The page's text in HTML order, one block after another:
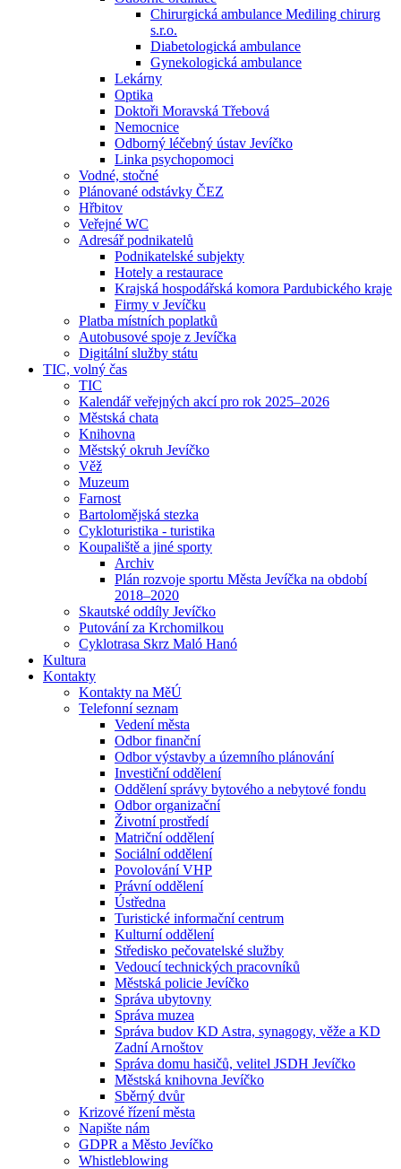
Chirurgická ambulance Mediling chirurg
s.r.o.
Diabetologická ambulance
Gynekologická ambulance
Lekárny
Optika
Doktoři Moravská Třebová
Nemocnice
Odborný léčebný ústav Jevíčko
Linka psychopomoci
Vodné, stočné
Plánované odstávky ČEZ
Hřbitov
Veřejné WC
Adresář podnikatelů
Podnikatelské subjekty
Hotely a restaurace
Krajská hospodářská komora Pardubického kraje
Firmy v Jevíčku
Platba místních poplatků
Autobusové spoje z Jevíčka
Digitální služby státu
TIC, volný čas
TIC
Kalendář veřejných akcí pro rok 2025–2026
Městská chata
Knihovna
Městský okruh Jevíčko
Věž
Muzeum
Farnost
Bartolomějská stezka
Cykloturistika - turistika
Koupaliště a jiné sporty
Archiv
Plán rozvoje sportu Města Jevíčka na období
2018–2020
Skautské oddíly Jevíčko
Putování za Krchomilkou
Cyklotrasa Skrz Maló Hanó
Kultura
Kontakty
Kontakty na MěÚ
Telefonní seznam
Vedení města
Odbor finanční
Odbor výstavby a územního plánování
Investiční oddělení
Oddělení správy bytového a nebytové fondu
Odbor organizační
Životní prostředí
Matriční oddělení
Sociální oddělení
Povolování VHP
Právní oddělení
Ústředna
Turistické informační centrum
Kulturní oddělení
Středisko pečovatelské služby
Vedoucí technických pracovníků
Městská policie Jevíčko
Správa ubytovny
Správa muzea
Správa budov KD Astra, synagogy, věže a KD
Zadní Arnoštov
Správa domu hasičů, velitel JSDH Jevíčko
Městská knihovna Jevíčko
Sběrný dvůr
Krizové řízení města
Napište nám
GDPR a Město Jevíčko
Whistleblowing